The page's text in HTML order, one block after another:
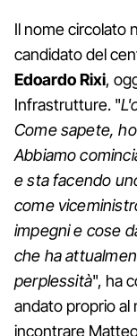
Il nome circolato
candidato del
Edoardo Rixi,
Infrastrutture. "
Come sapete,
Abbiamo
e sta facendo
come
impegni e cose
che ha
perplessità", ha
andato proprio al
incontrare